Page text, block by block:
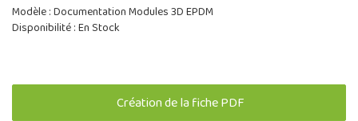
Modèle : Documentation Modules 3D EPDM
Disponibilité : En Stock
Création de la fiche PDF